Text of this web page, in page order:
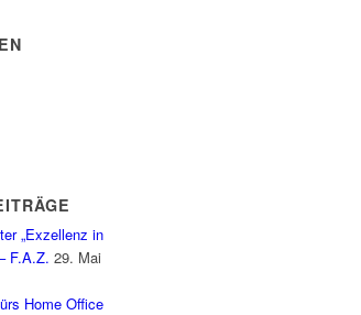
„Exzellenz in
F.A.Z. 29. Mai
Home Office